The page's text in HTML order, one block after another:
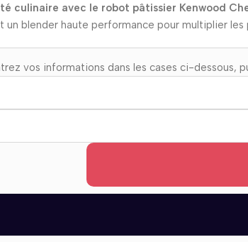
culinaire avec le robot pâtissier Kenwood
un blender haute performance pour multiplier les
vos informations dans les cases ci-dessous,